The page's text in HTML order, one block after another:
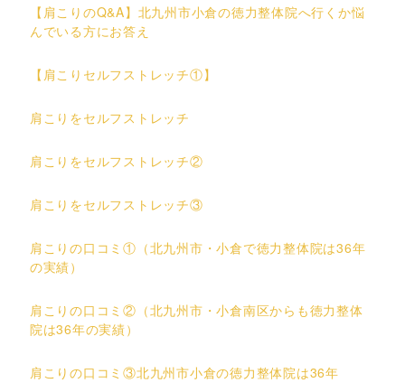
【肩こりのQ&A】北九州市小倉の徳力整体院へ行くか悩
んでいる方にお答え
【肩こりセルフストレッチ①】
肩こりをセルフストレッチ
肩こりをセルフストレッチ②
肩こりをセルフストレッチ③
肩こりの口コミ①（北九州市・小倉で徳力整体院は36年
の実績）
肩こりの口コミ②（北九州市・小倉南区からも徳力整体
院は36年の実績）
肩こりの口コミ③北九州市小倉の徳力整体院は36年